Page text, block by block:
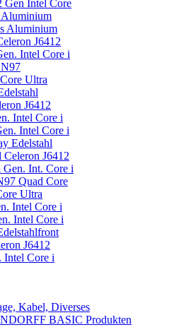
Intel Core
Aluminium
J6412
Intel Core i
Ultra
J6412
Intel Core i
Intel Core i
Edelstahl
J6412
Int. Core i
Quad Core
Ultra
Intel Core i
Intel Core i
J6412
Intel Core i
Kabel, Diverses
BASIC Produkten